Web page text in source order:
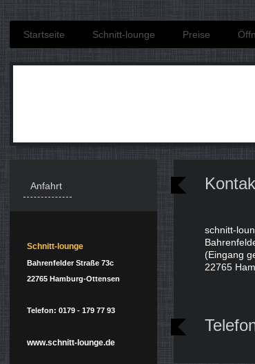
Startseite Schnitt-lounge Preise
schnitt-
(Eingang
22765
Anfahrt
Schnitt-lounge
Bahrenfelder Straße 73c
22765 Hamburg-Ottensen
Telefon: 0179 - 179 77 93
www.schnitt-lounge.de